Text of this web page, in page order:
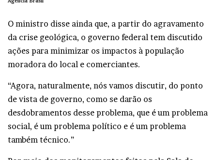
O ministro disse ainda que, a partir do agravamento
da crise geológica, o governo federal tem discutido
ações para minimizar os impactos à população
moradora do local e comerciantes.
“Agora, naturalmente, nós vamos discutir, do ponto
de vista de governo, como se darão os
desdobramentos desse problema, que é um problema
social, é um problema político e é um problema
também técnico.”